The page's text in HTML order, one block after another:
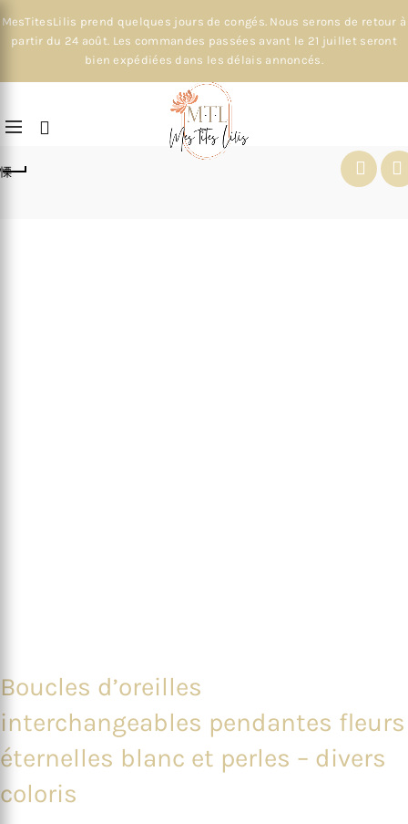
MesTitesLilis prend quelques jours de congés. Nous serons de retour à
partir du 24 août. Les commandes passées avant le 21 juillet seront
bien expédiées dans les délais annoncés.
Boucles d’oreilles
interchangeables pendantes fleurs
éternelles blanc et perles – divers
coloris